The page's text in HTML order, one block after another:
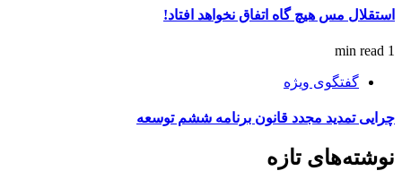
استقلال مس هیچ گاه اتفاق نخواهد افتاد!
1 min read
گفتگوی ویژه
چرایی تمدید مجدد قانون برنامه ششم توسعه
نوشته‌های تازه